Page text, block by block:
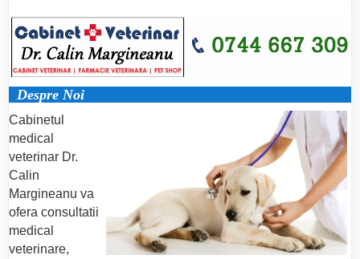
Despre Noi
Cabinetul
medical
veterinar Dr.
Calin
Margineanu va
ofera consultatii
medical
veterinare,